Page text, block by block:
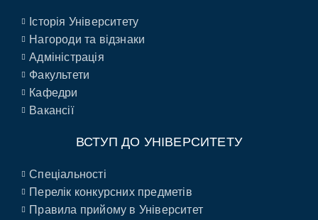
Історія Університету
Нагороди та відзнаки
Адміністрація
Факультети
Кафедри
Вакансії
ВСТУП ДО УНІВЕРСИТЕТУ
Спеціальності
Перелік конкурсних предметів
Правила прийому в Університет